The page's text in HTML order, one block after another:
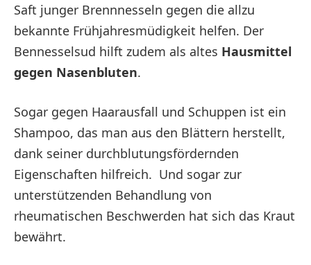
Saft junger Brennnesseln gegen die allzu
bekannte Frühjahresmüdigkeit helfen. Der
Bennesselsud hilft zudem als altes Hausmittel
gegen Nasenbluten.
Sogar gegen Haarausfall und Schuppen ist ein
Shampoo, das man aus den Blättern herstellt,
dank seiner durchblutungsfördernden
Eigenschaften hilfreich. Und sogar zur
unterstützenden Behandlung von
rheumatischen Beschwerden hat sich das Kraut
bewährt.